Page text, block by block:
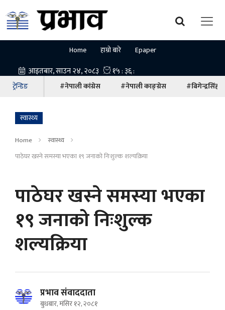
Home हाम्रो बारे Epaper
ट्रेन्डिङ #नेपाली कांग्रेस #नेपाली काङ्ग्रेस #बिगेन्द्रसिंह
स्वास्थ्य
Home
स्वास्थ्य
पाठेघर खस्ने समस्या भएका १९ जनाको निःशुल्क शल्यक्रिया
पाठेघर खस्ने समस्या भएका
१९ जनाको निःशुल्क
शल्यक्रिया
प्रभाव संवाददाता
बुधबार, मंसिर १२, २०८१